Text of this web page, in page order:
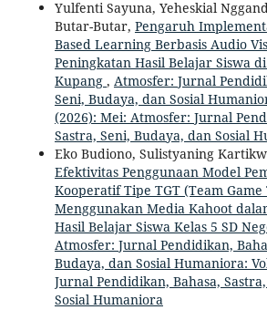
Yulfenti Sayuna, Yeheskial
Butar-Butar, Pengaruh
Based Learning Berbasis Audio
Peningkatan Hasil Belajar Siswa
Kupang , Atmosfer: Jurnal
Seni, Budaya, dan Sosial
(2026): Mei: Atmosfer: Jurnal
Sastra, Seni, Budaya, dan Sosial
Eko Budiono, Sulistyaning
Efektivitas Penggunaan Model
Kooperatif Tipe TGT (Team
Menggunakan Media Kahoot
Hasil Belajar Siswa Kelas 5 SD
Atmosfer: Jurnal Pendidikan,
Budaya, dan Sosial Humaniora:
Jurnal Pendidikan, Bahasa,
Sosial Humaniora